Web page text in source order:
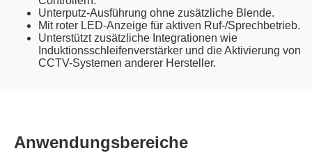
Unterputz-Ausführung ohne zusätzliche Blende.
Mit roter LED-Anzeige für aktiven Ruf-/Sprechbetrieb.
Unterstützt zusätzliche Integrationen wie
Induktionsschleifenverstärker und die Aktivierung von
CCTV-Systemen anderer Hersteller.
Anwendungsbereiche